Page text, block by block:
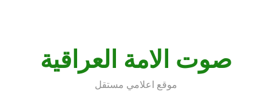
صوت الامة العراقية
موقع اعلامي مستقل